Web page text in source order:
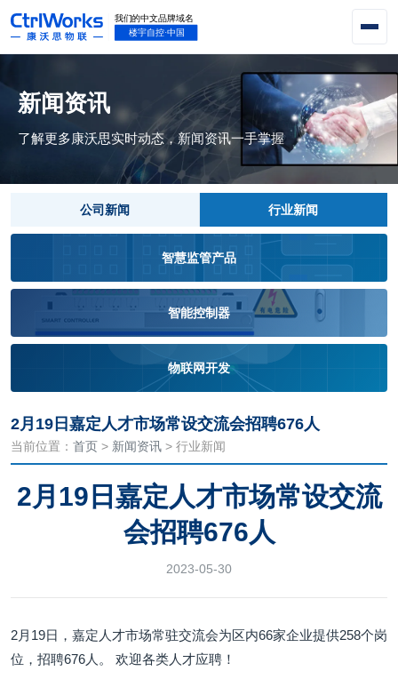
新闻资讯
了解更多康沃思实时动态，新闻资讯一手掌握
公司新闻 行业新闻
智慧监管产品
智能控制器
物联网开发
2月19日嘉定人才市场常设交流会招聘676人
当前位置： 首页 > 新闻资讯 > 行业新闻
2月19日嘉定人才市场常设交流
会招聘676人
2023-05-30
2月19日，嘉定人才市场常驻交流会为区内66家企业提供258个岗
位，招聘676人。 欢迎各类人才应聘！